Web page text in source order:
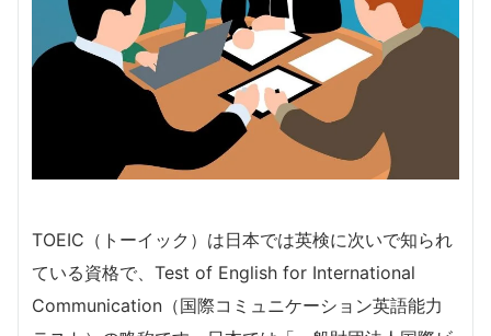
TOEIC（トーイック）は日本では英検に次いで知られ
ている資格で、Test of English for International
Communication（国際コミュニケーション英語能力